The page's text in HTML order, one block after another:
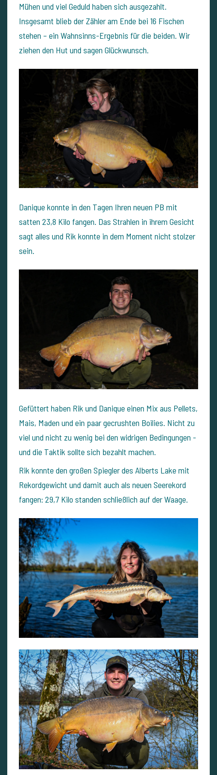
Mühen und viel Geduld haben sich ausgezahlt.
Insgesamt blieb der Zähler am Ende bei 16 Fischen
stehen – ein Wahnsinns-Ergebnis für die beiden. Wir
ziehen den Hut und sagen Glückwunsch.
Danique konnte in den Tagen Ihren neuen PB mit
satten 23,8 Kilo fangen. Das Strahlen in ihrem Gesicht
sagt alles und Rik konnte in dem Moment nicht stolzer
sein.
Gefüttert haben Rik und Danique einen Mix aus Pellets,
Mais, Maden und ein paar gecrushten Boilies. Nicht zu
viel und nicht zu wenig bei den widrigen Bedingungen -
und die Taktik sollte sich bezahlt machen.
Rik konnte den großen Spiegler des Alberts Lake mit
Rekordgewicht und damit auch als neuen Seerekord
fangen: 29,7 Kilo standen schließlich auf der Waage.